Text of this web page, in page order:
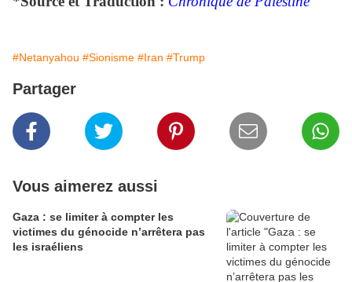
#Netanyahou #Sionisme #Iran #Trump
Partager
Vous aimerez aussi
Gaza : se limiter à compter les
victimes du génocide n’arrêtera pas
les israéliens